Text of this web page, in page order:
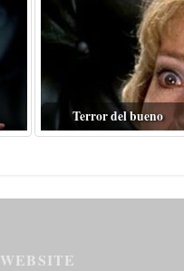
Terror del bueno
WEBSITE